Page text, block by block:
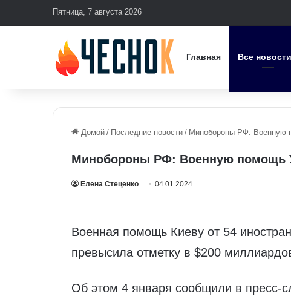
Пятница, 7 августа 2026
Главная Все новости
Домой / Последние новости / Минобороны РФ: Военную
Минобороны РФ: Военную помощь
Елена Стеценко 04.01.2024
Военная помощь Киеву от 54
превысила отметку в $200
Об этом 4 января сообщили в пресс-